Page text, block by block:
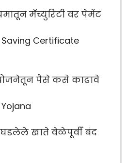
मॅच्युरिटी वर पेमेंट
Certificate
पैसे कसे काढावे
खाते वेळेपूर्वी बंद